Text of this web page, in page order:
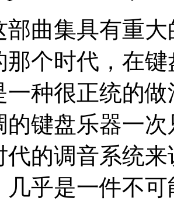
部曲集具有重
那个时代，在
一种很正统的
的键盘乐器一
代的调音系统
几乎是一件不